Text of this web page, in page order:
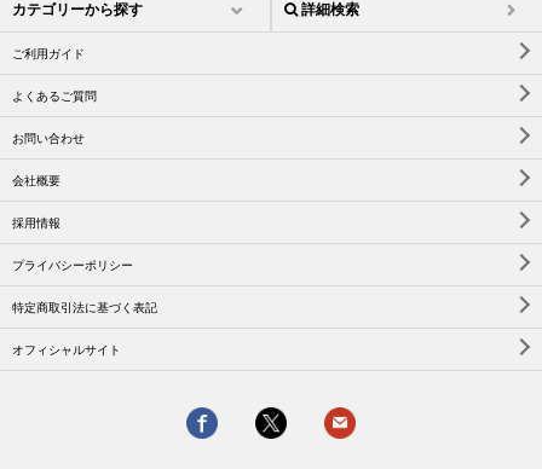
カテゴリーから探す 詳細検索
ご利用ガイド
よくあるご質問
お問い合わせ
会社概要
採用情報
プライバシーポリシー
特定商取引法に基づく表記
オフィシャルサイト